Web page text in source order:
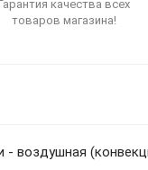
качества всех
товаров магазина!
- воздушная